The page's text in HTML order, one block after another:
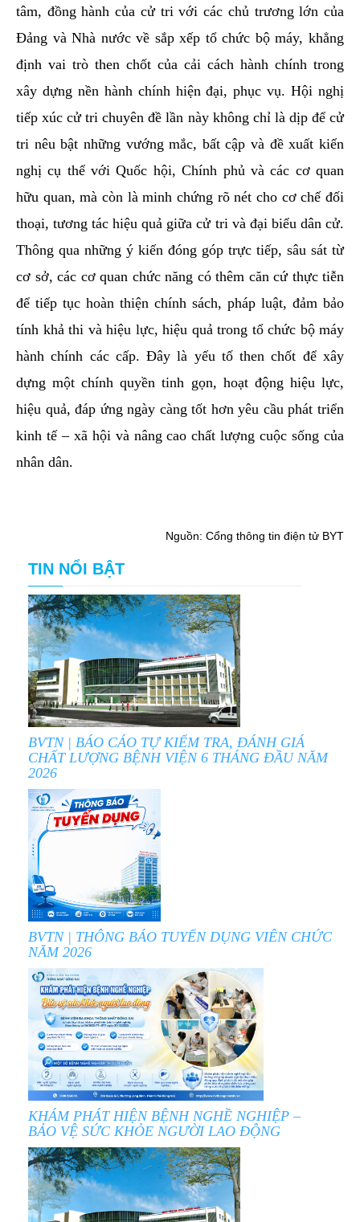
tâm, đồng hành của cử tri với các chủ trương lớn của
Đảng và Nhà nước về sắp xếp tổ chức bộ máy, khẳng
định vai trò then chốt của cải cách hành chính trong
xây dựng nền hành chính hiện đại, phục vụ. Hội nghị
tiếp xúc cử tri chuyên đề lần này không chỉ là dịp để cử
tri nêu bật những vướng mắc, bất cập và đề xuất kiến
nghị cụ thể với Quốc hội, Chính phủ và các cơ quan
hữu quan, mà còn là minh chứng rõ nét cho cơ chế đối
thoại, tương tác hiệu quả giữa cử tri và đại biểu dân cử.
Thông qua những ý kiến đóng góp trực tiếp, sâu sát từ
cơ sở, các cơ quan chức năng có thêm căn cứ thực tiễn
để tiếp tục hoàn thiện chính sách, pháp luật, đảm bảo
tính khả thi và hiệu lực, hiệu quả trong tổ chức bộ máy
hành chính các cấp. Đây là yếu tố then chốt để xây
dựng một chính quyền tinh gọn, hoạt động hiệu lực,
hiệu quả, đáp ứng ngày càng tốt hơn yêu cầu phát triển
kinh tế – xã hội và nâng cao chất lượng cuộc sống của
nhân dân.
Nguồn: Cổng thông tin điện tử BYT
TIN NỔI BẬT
BVTN | BÁO CÁO TỰ KIỂM TRA, ĐÁNH GIÁ
CHẤT LƯỢNG BỆNH VIỆN 6 THÁNG ĐẦU NĂM
2026
BVTN | THÔNG BÁO TUYỂN DỤNG VIÊN CHỨC
NĂM 2026
KHÁM PHÁT HIỆN BỆNH NGHỀ NGHIỆP –
BẢO VỆ SỨC KHỎE NGƯỜI LAO ĐỘNG